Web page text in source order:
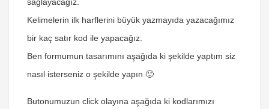
Kelimelerin ilk harflerini büyük yazmayıda yazacağımız
bir kaç satır kod ile yapacağız.
Ben formumun tasarımını aşağıda ki şekilde yaptım siz
nasıl isterseniz o şekilde yapın 🙂
Butonumuzun click olayına aşağıda ki kodlarımızı